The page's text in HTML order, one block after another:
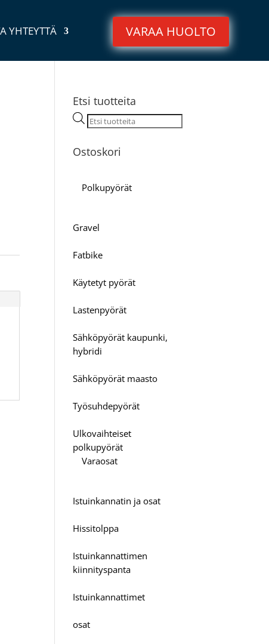
YHTEYTTÄ VARAA HUOLTO
Etsi tuotteita
Products
search
Ostoskori
Polkupyörät
Gravel
Fatbike
Käytetyt pyörät
Lastenpyörät
Sähköpyörät kaupunki,
hybridi
Sähköpyörät maasto
Työsuhdepyörät
Ulkovaihteiset
polkupyörät
Varaosat
Istuinkannatin ja osat
Hissitolppa
Istuinkannattimen
kiinnityspanta
Istuinkannattimet
osat